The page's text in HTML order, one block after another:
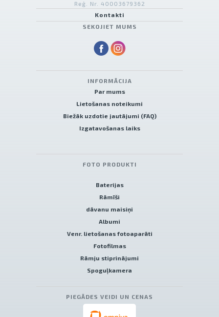
Reģ. Nr. 40003679362
Kontakti
SEKOJIET MUMS
INFORMĀCIJA
Par mums
Lietošanas noteikumi
Biežāk uzdotie jautājumi (FAQ)
Izgatavošanas laiks
FOTO PRODUKTI
Baterijas
Rāmīši
dāvanu maisiņi
Albumi
Venr. lietošanas fotoaparāti
Fotofilmas
Rāmju stiprinājumi
Spoguļkamera
PIEGĀDES VEIDI UN CENAS